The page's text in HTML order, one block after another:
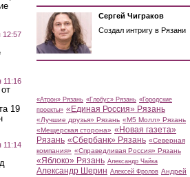
12:57
11:16
19
11:14
Сергей Чиграков
Создал интригу в Рязани
«Атрон» Рязань «Глобус» Рязань «Городские
проекты» «Единая Россия» Рязань
«Лучшие друзья» Рязань «М5 Молл» Рязань
«Мещерская сторона» «Новая газета»
Рязань «Сбербанк» Рязань «Северная
компания» «Справедливая Россия» Рязань
«Яблоко» Рязань Александр Чайка
Александр Шерин Алексей Фролов Андрей